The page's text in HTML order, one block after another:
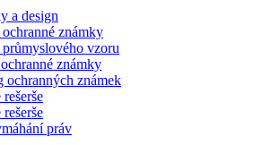
a design
známky
průmyslového vzoru
známky
ochranných známek
práv